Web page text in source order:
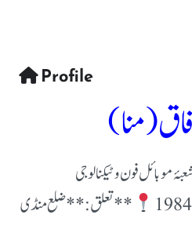
Profile
(منا)
موبائل فون و ٹیکنالوجی
**تعلق:** ضلع منڈی